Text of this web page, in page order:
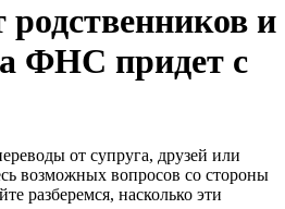
и
ФНС придет с
от супруга, друзей или
возможных вопросов со стороны
разберемся, насколько эти